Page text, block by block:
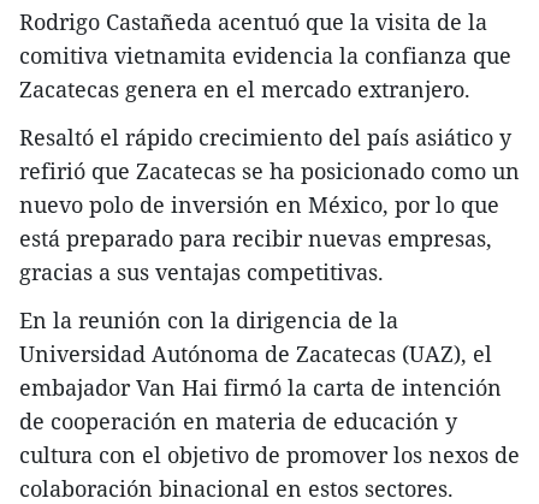
Rodrigo Castañeda acentuó que la visita de la
comitiva vietnamita evidencia la confianza que
Zacatecas genera en el mercado extranjero.
Resaltó el rápido crecimiento del país asiático y
refirió que Zacatecas se ha posicionado como un
nuevo polo de inversión en México, por lo que
está preparado para recibir nuevas empresas,
gracias a sus ventajas competitivas.
En la reunión con la dirigencia de la
Universidad Autónoma de Zacatecas (UAZ), el
embajador Van Hai firmó la carta de intención
de cooperación en materia de educación y
cultura con el objetivo de promover los nexos de
colaboración binacional en estos sectores.